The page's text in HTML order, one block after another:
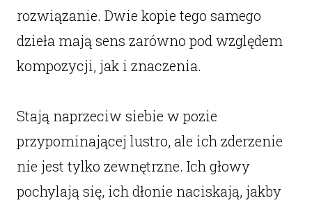
rozwiązanie. Dwie kopie tego samego
dzieła mają sens zarówno pod względem
kompozycji, jak i znaczenia.
Stają naprzeciw siebie w pozie
przypominającej lustro, ale ich zderzenie
nie jest tylko zewnętrzne. Ich głowy
pochylają się, ich dłonie naciskają, jakby